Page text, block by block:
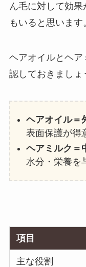
ん毛に対して効
もいると思います
ヘアオイルとヘ
認しておきましょ
ヘアオイル＝
表面保護が得
ヘアミルク＝
水分・栄養を
項目
主な役割